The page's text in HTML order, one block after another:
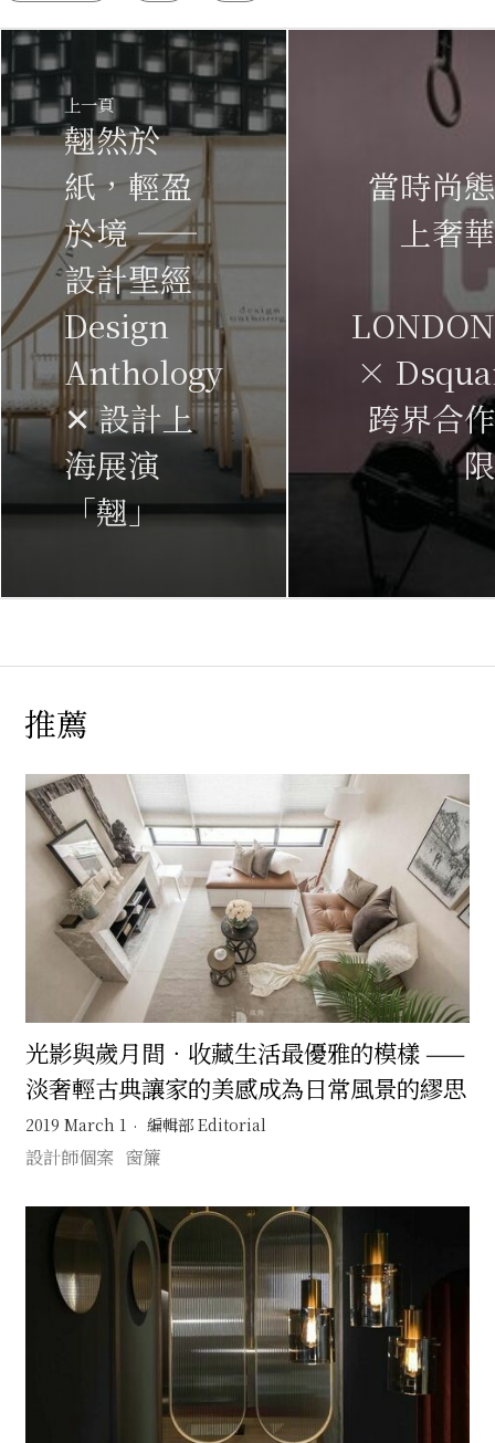
上一頁
翹然於
紙，輕盈
於境 ——
設計聖經
Design
Anthology
✕ 設計上
海展演
「翹」
當時尚
上奢
×
跨界合
推薦
光影與歲月間．收藏生活最優雅的模樣 ——
淡奢輕古典讓家的美感成為日常風景的繆思
2019 March 1 編輯部 Editorial
設計師個案 窗簾